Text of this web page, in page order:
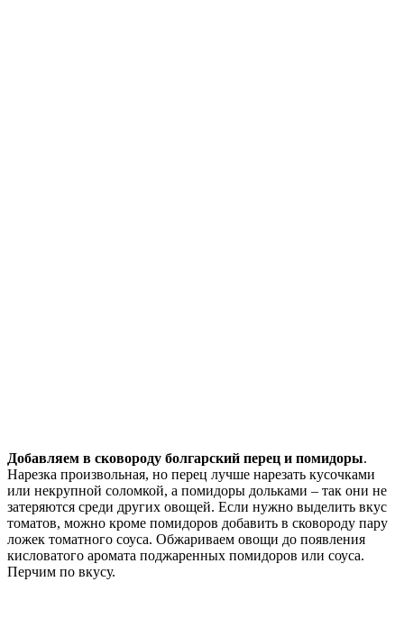
Добавляем в сковороду болгарский перец и помидоры.
Нарезка произвольная, но перец лучше нарезать кусочками
или некрупной соломкой, а помидоры дольками – так они не
затеряются среди других овощей. Если нужно выделить вкус
томатов, можно кроме помидоров добавить в сковороду пару
ложек томатного соуса. Обжариваем овощи до появления
кисловатого аромата поджаренных помидоров или соуса.
Перчим по вкусу.